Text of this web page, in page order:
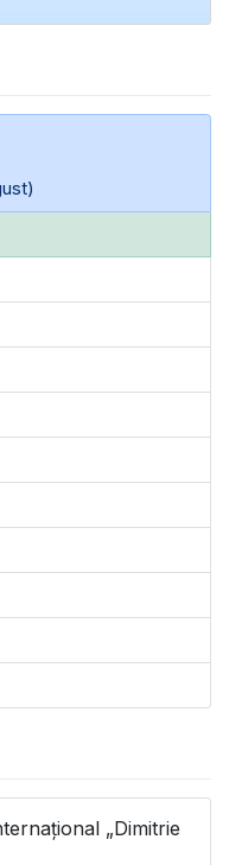
„Dimitrie